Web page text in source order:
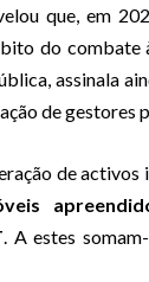
que, em
do combate
assinala
de gestores
de
. A estes